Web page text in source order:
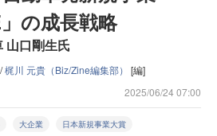
」の成長戦略
山口剛生氏
梶川 元貴（Biz/Zine編集部） [編]
2025/06/24 07:00
大企業 日本新規事業大賞